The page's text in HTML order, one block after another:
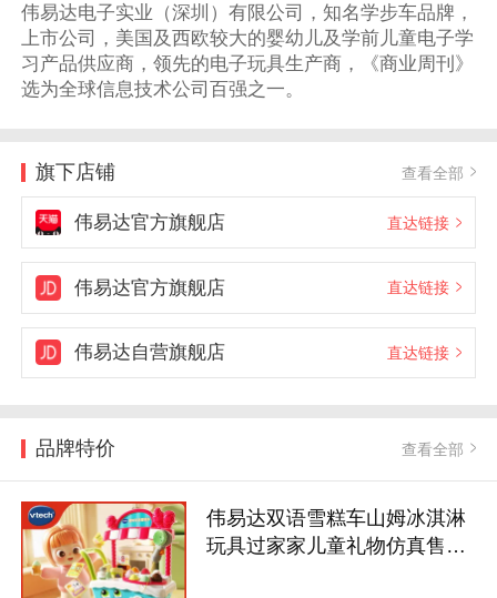
伟易达电子实业（深圳）有限公司，知名学步车品牌，
上市公司，美国及西欧较大的婴幼儿及学前儿童电子学
习产品供应商，领先的电子玩具生产商，《商业周刊》
选为全球信息技术公司百强之一。
旗下店铺 查看全部
伟易达官方旗舰店 直达链接
伟易达官方旗舰店 直达链接
伟易达自营旗舰店 直达链接
品牌特价 查看全部
伟易达双语雪糕车山姆冰淇淋
玩具过家家儿童礼物仿真售卖